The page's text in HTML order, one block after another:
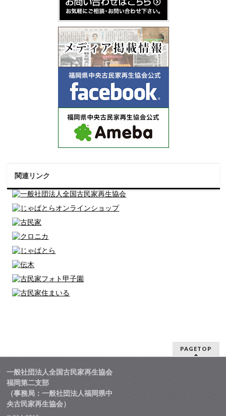
関連リンク
PAGETOP
一般社団法人全国古民家再生協会
福岡第二支部
（事務局：一般社団法人福岡県中
央古民家再生協会）